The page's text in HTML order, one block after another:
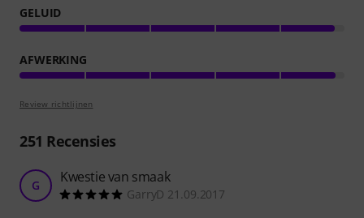
GELUID
AFWERKING
Review richtlijnen
251 Recensies
G Kwestie van smaak
GarryD 21.09.2017